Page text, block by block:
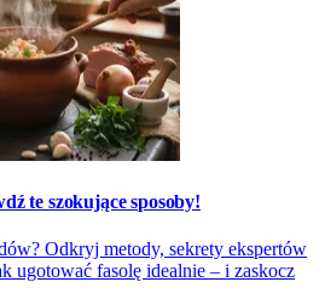
te szokujące sposoby!
Odkryj metody, sekrety ekspertów
ugotować fasolę idealnie – i zaskocz